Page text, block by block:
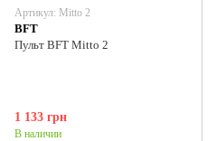
Артикул: Mitto 2
BFT
Пульт BFT Mitto 2
1 133 грн
В наличии